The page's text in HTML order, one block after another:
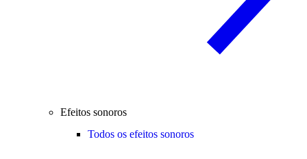
Efeitos sonoros
Todos os efeitos sonoros